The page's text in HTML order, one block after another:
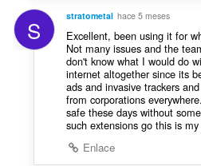
S stratometal hace 5 meses
Excellent, been using it for
Not many issues and the
don't know what I would do
internet altogether since its
ads and invasive trackers
from corporations
safe these days without
such extensions go this is
Enlace